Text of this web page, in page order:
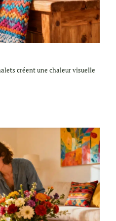
créent une chaleur visuelle